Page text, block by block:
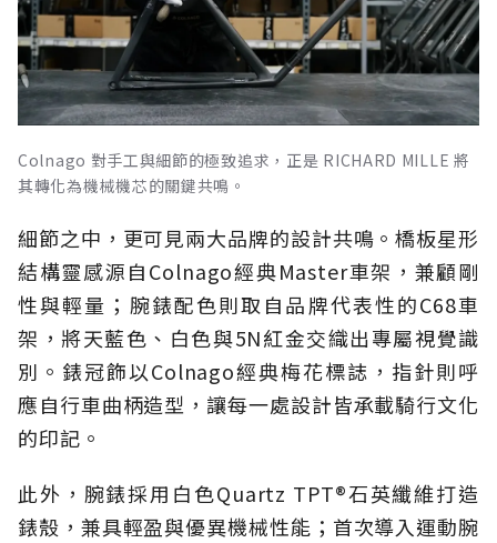
Colnago 對手工與細節的極致追求，正是 RICHARD MILLE 將
其轉化為機械機芯的關鍵共鳴。
細節之中，更可見兩大品牌的設計共鳴。橋板星形
結構靈感源自Colnago經典Master車架，兼顧剛
性與輕量；腕錶配色則取自品牌代表性的C68車
架，將天藍色、白色與5N紅金交織出專屬視覺識
別。錶冠飾以Colnago經典梅花標誌，指針則呼
應自行車曲柄造型，讓每一處設計皆承載騎行文化
的印記。
此外，腕錶採用白色Quartz TPT®石英纖維打造
錶殼，兼具輕盈與優異機械性能；首次導入運動腕